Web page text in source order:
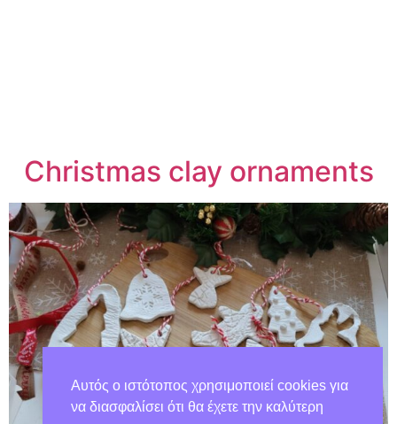
Christmas clay ornaments
Αυτός ο ιστότοπος χρησιμοποιεί cookies για
να διασφαλίσει ότι θα έχετε την καλύτερη